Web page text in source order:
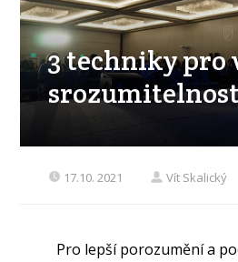
3 techniky pro
17.10. 2021 Vít Skalický
Pro lepší porozumění a